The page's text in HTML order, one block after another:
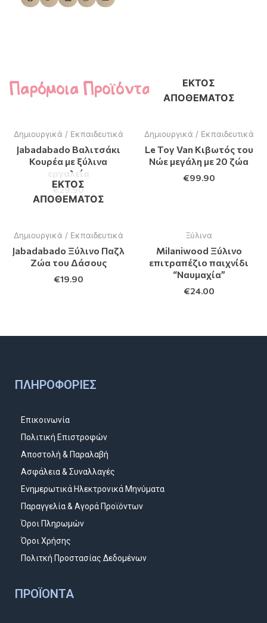
Παρόμοια Προϊόντα
Δημιουργικά / Εκπαιδευτικά
Jabadabado Βαλιτσάκι
Κουρέα με ξύλινα
εργαλεία
€29.90
ΕΚΤΌΣ
ΑΠΟΘΈΜΑΤΟΣ
Δημιουργικά / Εκπαιδευτικά
Le Toy Van Κιβωτός του
Νώε μεγάλη με 20 ζώα
€99.90
ΕΚΤΌΣ
ΑΠΟΘΈΜΑΤΟΣ
Δημιουργικά / Εκπαιδευτικά
Jabadabado Ξύλινο Παζλ
Ζώα του Δάσους
€19.90
Ξύλινα
Milaniwood Ξύλινο
επιτραπέζιο παιχνίδι
“Ναυμαχία”
€24.00
ΠΛΗΡΟΦΟΡΊΕΣ
Επικοινωνία
Πολιτική Επιστροφών
Αποστολή & Παραλαβή
Ασφάλεια & Συναλλαγές
Ενημερωτικά Ηλεκτρονικά Μηνύματα
Παραγγελία & Αγορά Προϊόντων
Όροι Πληρωμών
Όροι Χρήσης
Πολιτκή Προστασίας Δεδομένων
ΠΡΟΪΌΝΤΑ